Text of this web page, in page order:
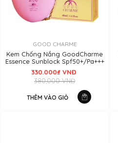
GOOD CHARME
Kem Chống Nắng GoodCharme
Essence Sunblock Spf50+/Pa+++
330.000₫ VNĐ
380,000 VNĐ
THÊM VÀO GIỎ